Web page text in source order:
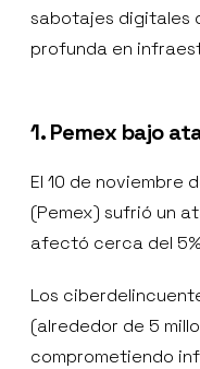
sabotajes digitales
profunda en
1. Pemex bajo
El 10 de noviembre
(Pemex) sufrió un
afectó cerca del
Los
(alrededor de 5
comprometiendo